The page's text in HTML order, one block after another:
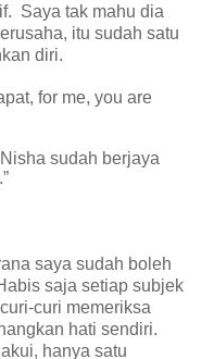
Saya tak mahu dia
itu sudah satu
diri.
for me, you are
sudah berjaya
saya sudah boleh
saja setiap subjek
curi memeriksa
hati sendiri.
hanya satu